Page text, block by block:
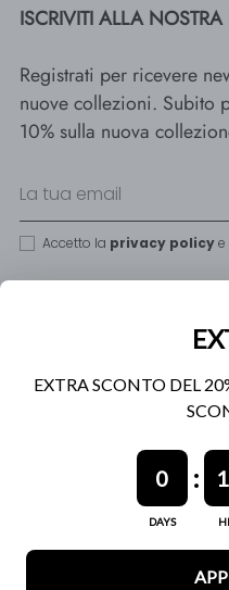
ISCRIVITI ALLA
Registrati per ricevere
nuove collezioni. Subito
10% sulla nuova
tua
emailAccetto la privacy policye
IT08259221219 - Cod. REA:
powered
Le tue